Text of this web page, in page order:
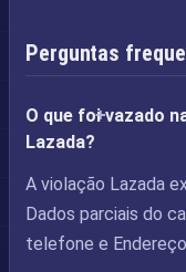
Perguntas
O que foi vazado
Lazada?
A violação Lazada
Dados parciais do
telefone e